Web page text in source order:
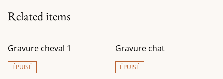
Related items
Gravure cheval 1
ÉPUISÉ
Gravure chat
ÉPUISÉ